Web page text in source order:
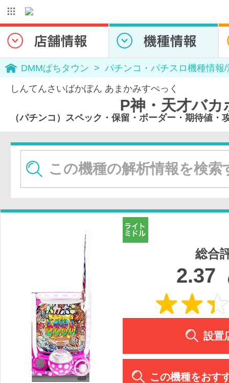
DMMぱちタウン パチンコ・パチスロ機種情報
しんてんさいばかぼん あまかみすぺっく
P神・天才バカボン〜甘神
（パチンコ）スペック・保留・ボーダー・期待値・
総合
2.37
設置
この機種をおす